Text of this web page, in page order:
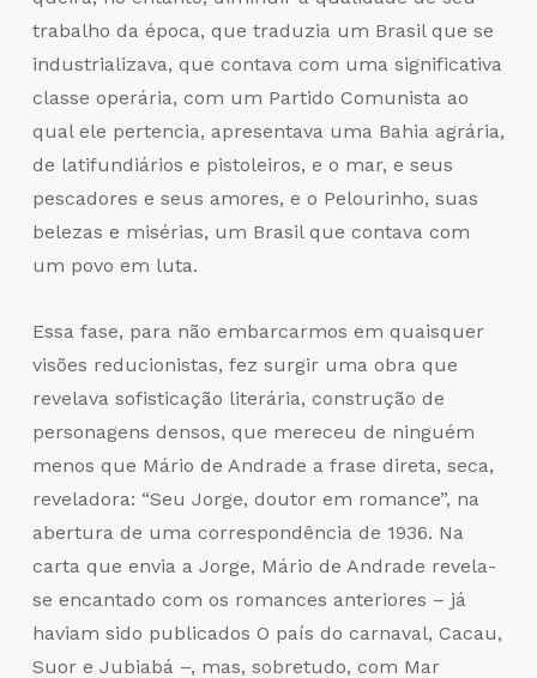
trabalho da época, que traduzia um Brasil que se
industrializava, que contava com uma significativa
classe operária, com um Partido Comunista ao
qual ele pertencia, apresentava uma Bahia agrária,
de latifundiários e pistoleiros, e o mar, e seus
pescadores e seus amores, e o Pelourinho, suas
belezas e misérias, um Brasil que contava com
um povo em luta.
Essa fase, para não embarcarmos em quaisquer
visões reducionistas, fez surgir uma obra que
revelava sofisticação literária, construção de
personagens densos, que mereceu de ninguém
menos que Mário de Andrade a frase direta, seca,
reveladora: “Seu Jorge, doutor em romance”, na
abertura de uma correspondência de 1936. Na
carta que envia a Jorge, Mário de Andrade revela-
se encantado com os romances anteriores – já
haviam sido publicados O país do carnaval, Cacau,
Suor e Jubiabá –, mas, sobretudo, com Mar